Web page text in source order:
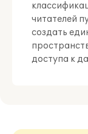
читателей
создать
доступа к